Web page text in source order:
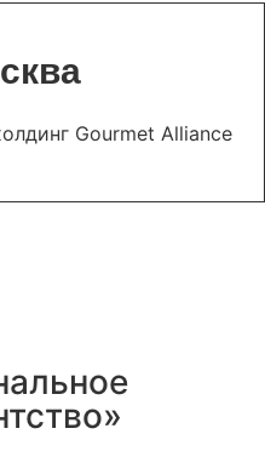
Gourmet Alliance